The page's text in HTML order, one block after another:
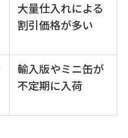
ビタクラフトのウル
トラが廃盤？なぜ？
復刻はある？ウルト
ラカパーは品切れ？
売ってる場所調査
キーピング販売終了
大量仕入れによる
割引価格が多い
輸入版やミニ缶が
不定期に入荷